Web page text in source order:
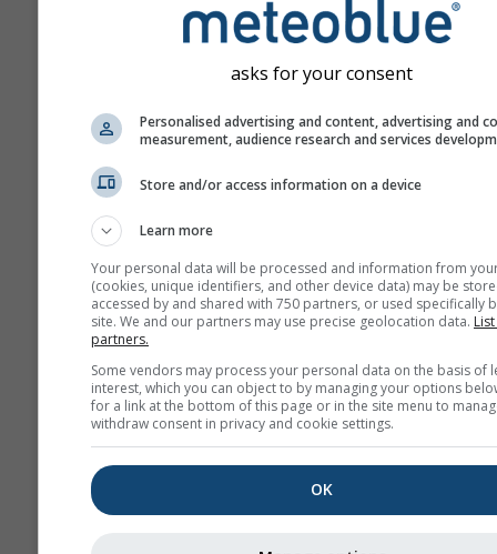
Μεγέθυνση για
Εμφάνιση βοήθειας
GPX
Χάρτες καιρού
asks for your consent
Personalised advertising and content, advertising and
measurement, audience research and services
Store and/or access information on a device
Learn more
Your personal data will be processed and information from
(cookies, unique identifiers, and other device data) may be
accessed by and shared with 750 partners, or used specifically
site. We and our partners may use precise geolocation data.
partners.
Some vendors may process your personal data on the basis of
interest, which you can object to by managing your options
for a link at the bottom of this page or in the site menu to
withdraw consent in privacy and cookie settings.
OK